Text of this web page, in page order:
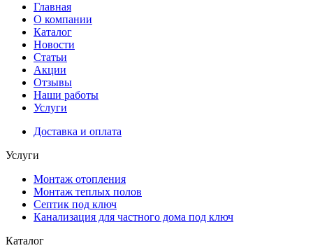
Главная
О компании
Каталог
Новости
Статьи
Акции
Отзывы
Наши работы
Услуги
Доставка и оплата
Услуги
Монтаж отопления
Монтаж теплых полов
Септик под ключ
Канализация для частного дома под ключ
Каталог